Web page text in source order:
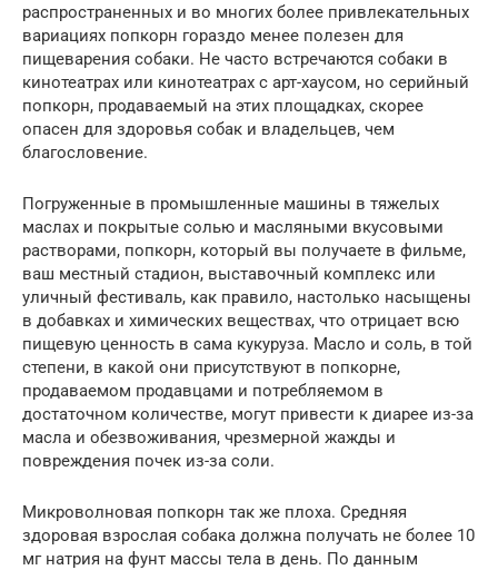
распространенных и во многих более привлекательных
вариациях попкорн гораздо менее полезен для
пищеварения собаки. Не часто встречаются собаки в
кинотеатрах или кинотеатрах с арт-хаусом, но серийный
попкорн, продаваемый на этих площадках, скорее
опасен для здоровья собак и владельцев, чем
благословение.
Погруженные в промышленные машины в тяжелых
маслах и покрытые солью и масляными вкусовыми
растворами, попкорн, который вы получаете в фильме,
ваш местный стадион, выставочный комплекс или
уличный фестиваль, как правило, настолько насыщены
в добавках и химических веществах, что отрицает всю
пищевую ценность в сама кукуруза. Масло и соль, в той
степени, в какой они присутствуют в попкорне,
продаваемом продавцами и потребляемом в
достаточном количестве, могут привести к диарее из-за
масла и обезвоживания, чрезмерной жажды и
повреждения почек из-за соли.
Микроволновая попкорн так же плоха. Средняя
здоровая взрослая собака должна получать не более 10
мг натрия на фунт массы тела в день. По данным